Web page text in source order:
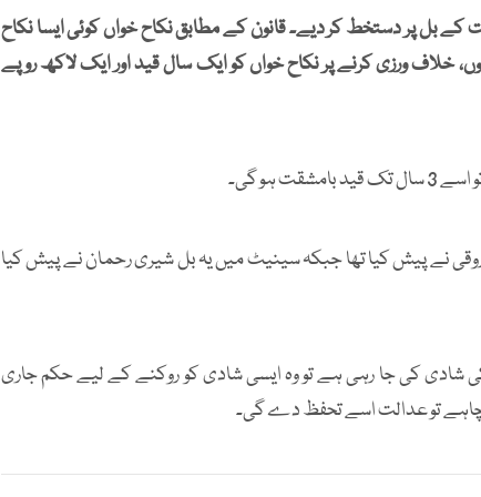
پر دستخط کر دیے۔ قانون کے مطابق نکاح خواں کوئی ایسا نکاح
فریق 18 سال سے کم عمر ہوں، خلاف ورزی کرنے پر نکاح خواں کو ایک سال قید اور ایک لاکھ روپے
نے پیش کیا تھا جبکہ سینیٹ میں یہ بل شیری رحمان نے پیش کیا
شادی کی جا رہی ہے تو وہ ایسی شادی کو روکنے کے لیے حکم جاری
چاہے تو عدالت اسے تحفظ دے گی۔